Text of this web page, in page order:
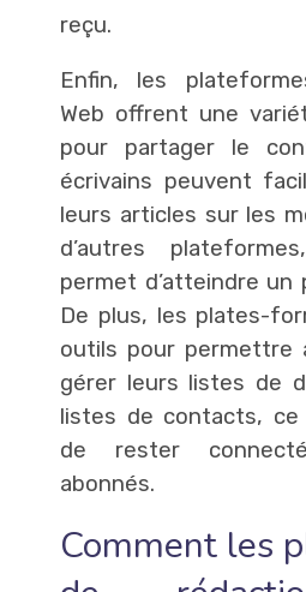
reçu.
Enfin, les
Web offrent une
pour partager le
écrivains peuvent
leurs articles sur les
d’autres
permet d’atteindre un
De plus, les plates-
outils pour permettre
gérer leurs listes de
listes de contacts,
de rester
abonnés.
Comment les